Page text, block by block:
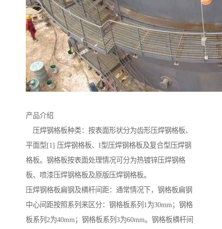
产品介绍
压焊钢格板种类：按表面形状分为齿形压焊钢格板、
平面型[1] 压焊钢格板、I型压焊钢格板及复合型压焊钢
格板。钢格板按表面处理情况可分为热镀锌压焊钢格
板、喷漆压焊钢格板及原版压焊钢格板。
压焊钢格板扁钢及横杆间距：通常情况下，钢格板扁钢
中心间距按照系列来区分：钢格板系列1为30mm；钢格
板系列2为40mm；钢格板系列3为60mm。钢格板横杆间